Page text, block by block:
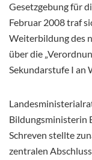
Gesetzgebung für
Februar 2008 traf
Weiterbildung des
über die
Sekundarstufe I an
Bildungsministerin
Schreven stellte
zentralen